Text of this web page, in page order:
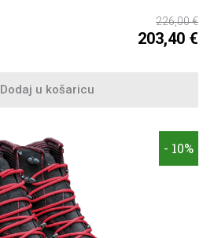
226,00 €
203,40 €
Dodaj u košaricu
- 10%